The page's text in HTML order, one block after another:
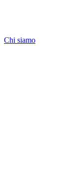
Chi siamo